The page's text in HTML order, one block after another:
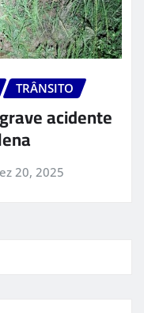
TRÂNSITO
acidente
20, 2025